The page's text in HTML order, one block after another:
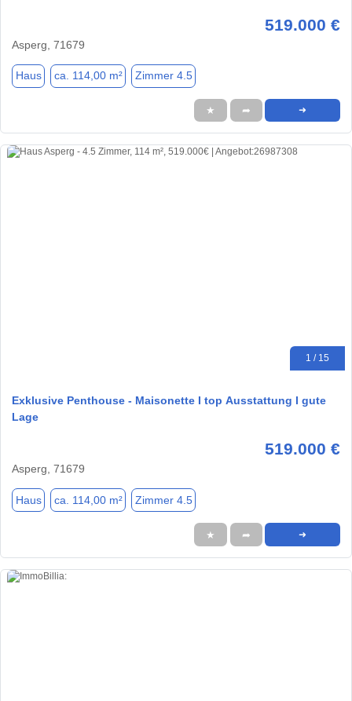
519.000 €
Asperg, 71679
Haus ca. 114,00 m² Zimmer 4.5
★ ➦ ➜
1 / 15
Exklusive Penthouse - Maisonette I top Ausstattung I gute
Lage
519.000 €
Asperg, 71679
Haus ca. 114,00 m² Zimmer 4.5
★ ➦ ➜